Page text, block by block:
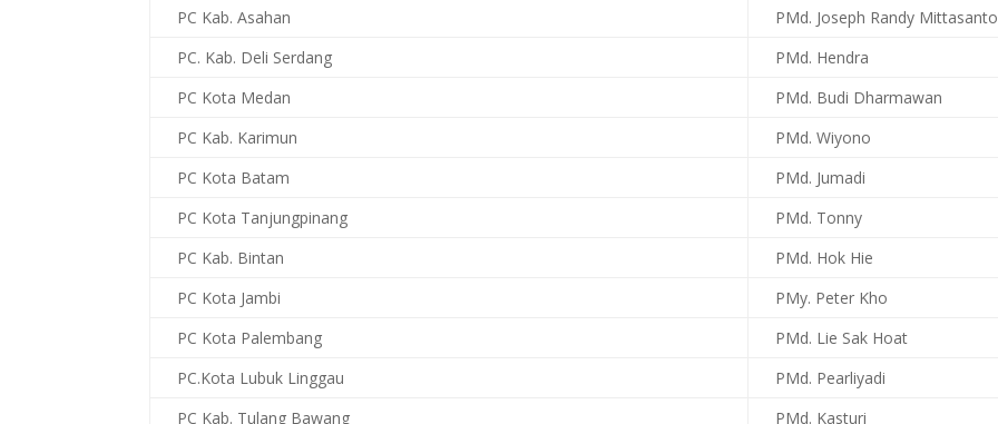
PC Kab. Asahan
PMd. Joseph Randy
PC. Kab. Deli Serdang
PMd. Hendra
PC Kota Medan
PMd. Budi Dharmawan
PC Kab. Karimun
PMd. Wiyono
PC Kota Batam
PMd. Jumadi
PC Kota Tanjungpinang
PMd. Tonny
PC Kab. Bintan
PMd. Hok Hie
PC Kota Jambi
PMy. Peter Kho
PC Kota Palembang
PMd. Lie Sak Hoat
PC.Kota Lubuk Linggau
PMd. Pearliyadi
PC Kab. Tulang Bawang
PMd. Kasturi